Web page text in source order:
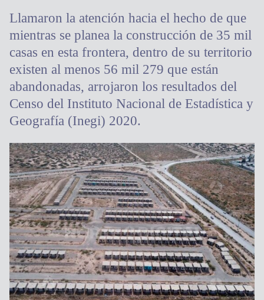
Llamaron la atención hacia el hecho de que
mientras se planea la construcción de 35 mil
casas en esta frontera, dentro de su territorio
existen al menos 56 mil 279 que están
abandonadas, arrojaron los resultados del
Censo del Instituto Nacional de Estadística y
Geografía (Inegi) 2020.